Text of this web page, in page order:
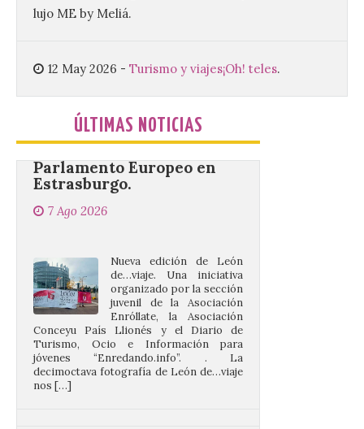
lujo ME by Meliá.
12 May 2026 - Turismo y viajes¡Oh! teles.
ÚLTIMAS NOTICIAS
La decimoctava fotografía
desde la sede del
Parlamento Europeo en
Estrasburgo.
7 Ago 2026
Enróllate, la Asociación
Conceyu País Llionés y el Diario de
Turismo, Ocio e Información para
jóvenes “Enredando.info”. . La
decimoctava fotografía de León de…viaje
nos […]